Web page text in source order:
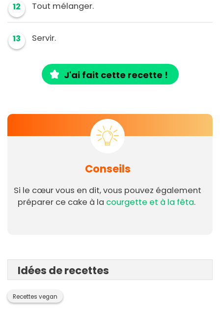
12 Tout mélanger.
13 Servir.
J'ai fait cette recette !
Conseils
Si le cœur vous en dit, vous pouvez également
préparer ce cake à la courgette et à la fêta.
Idées de recettes
Recettes vegan